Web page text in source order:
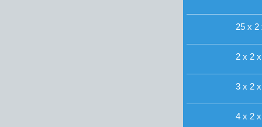
25 x 2
2 x 2
3 x 2
4 x 2